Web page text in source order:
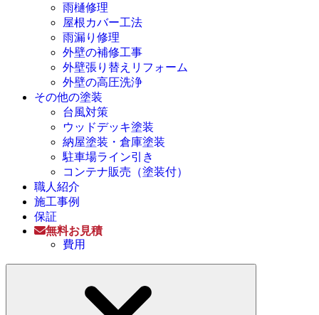
雨樋修理
屋根カバー工法
雨漏り修理
外壁の補修工事
外壁張り替えリフォーム
外壁の高圧洗浄
その他の塗装
台風対策
ウッドデッキ塗装
納屋塗装・倉庫塗装
駐車場ライン引き
コンテナ販売（塗装付）
職人紹介
施工事例
保証
無料お見積
費用